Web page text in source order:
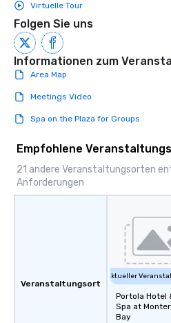
Virtuelle Tour
Folgen Sie uns
Informationen zum
Area Map
Meetings Video
Spa on the Plaza for Groups
Empfohlene
21 andere Veranstaltungsorten
Anforderungen
Veranstaltungsort
Aktueller
Portola Hotel
Spa at
Bay